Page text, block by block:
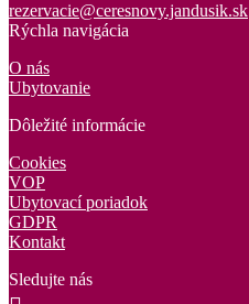
rezervacie@ceresnovy.jandusik.sk
Rýchla navigácia
O nás
Ubytovanie
Dôležité informácie
Cookies
VOP
Ubytovací poriadok
GDPR
Kontakt
Sledujte nás